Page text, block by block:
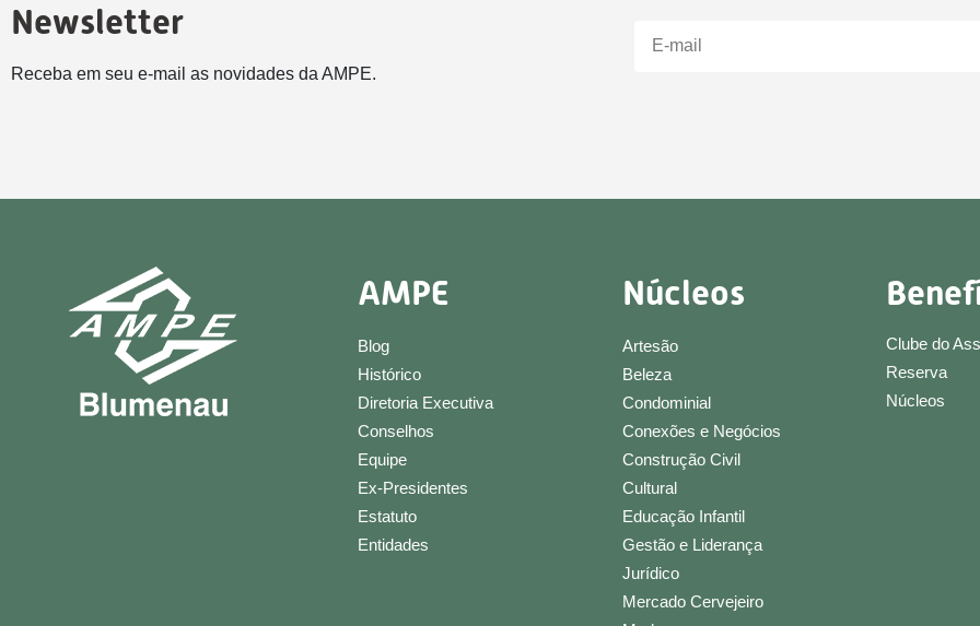
Newsletter
Receba em seu e-mail as novidades da AMPE.
AMPE
Blog
Histórico
Diretoria Executiva
Conselhos
Equipe
Ex-Presidentes
Estatuto
Entidades
Núcleos
Artesão
Beleza
Condominial
Conexões e Negócios
Construção Civil
Cultural
Educação Infantil
Gestão e Liderança
Jurídico
Mercado Cervejeiro
Clube do
Reserva
Núcleos